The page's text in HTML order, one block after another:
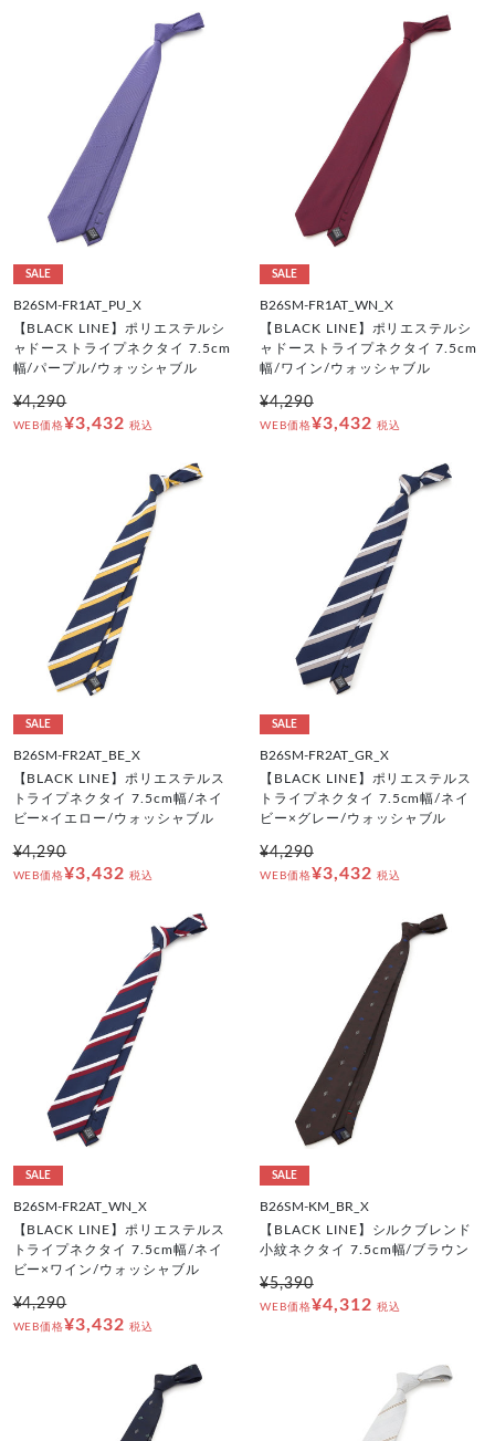
SALE
B26SM-FR1AT_PU_X
【BLACK LINE】ポリエステルシ
ャドーストライプネクタイ 7.5cm
幅/パープル/ウォッシャブル
¥4,290
WEB価格¥3,432 税込
SALE
B26SM-FR1AT_WN_X
【BLACK LINE】ポリエステルシ
ャドーストライプネクタイ 7.5cm
幅/ワイン/ウォッシャブル
¥4,290
WEB価格¥3,432 税込
SALE
B26SM-FR2AT_BE_X
【BLACK LINE】ポリエステルス
トライプネクタイ 7.5cm幅/ネイ
ビー×イエロー/ウォッシャブル
¥4,290
WEB価格¥3,432 税込
SALE
B26SM-FR2AT_GR_X
【BLACK LINE】ポリエステルス
トライプネクタイ 7.5cm幅/ネイ
ビー×グレー/ウォッシャブル
¥4,290
WEB価格¥3,432 税込
SALE
B26SM-FR2AT_WN_X
【BLACK LINE】ポリエステルス
トライプネクタイ 7.5cm幅/ネイ
ビー×ワイン/ウォッシャブル
¥4,290
WEB価格¥3,432 税込
SALE
B26SM-KM_BR_X
【BLACK LINE】シルクブレンド
小紋ネクタイ 7.5cm幅/ブラウン
¥5,390
WEB価格¥4,312 税込